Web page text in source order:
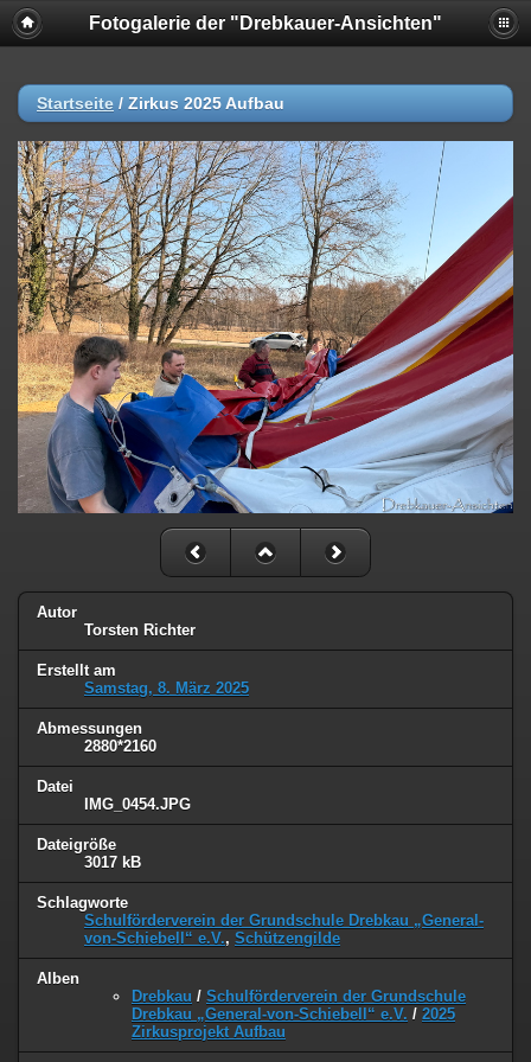
Fotogalerie der "Drebkauer-Ansichten"
Startseite / Zirkus 2025 Aufbau
Autor
Torsten Richter
Erstellt am
Samstag, 8. März 2025
Abmessungen
2880*2160
Datei
IMG_0454.JPG
Dateigröße
3017 kB
Schlagworte
Schulförderverein der Grundschule Drebkau „General-
von-Schiebell“ e.V., Schützengilde
Alben
Drebkau / Schulförderverein der Grundschule
Drebkau „General-von-Schiebell“ e.V. / 2025
Zirkusprojekt Aufbau